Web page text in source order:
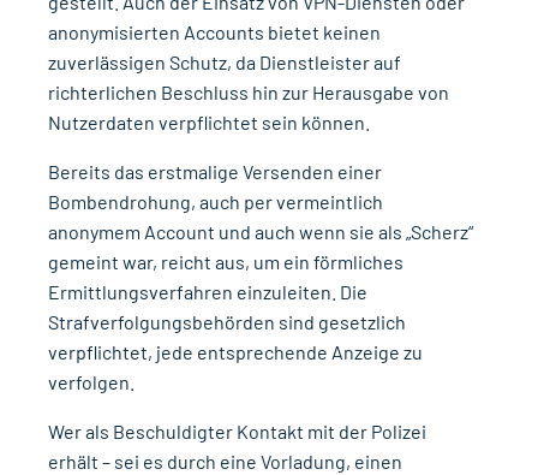
anonymisierten Accounts bietet keinen
zuverlässigen Schutz, da Dienstleister auf
richterlichen Beschluss hin zur Herausgabe von
Nutzerdaten verpflichtet sein können.
Bereits das erstmalige Versenden einer
Bombendrohung, auch per vermeintlich
anonymem Account und auch wenn sie als „Scherz“
gemeint war, reicht aus, um ein förmliches
Ermittlungsverfahren einzuleiten. Die
Strafverfolgungsbehörden sind gesetzlich
verpflichtet, jede entsprechende Anzeige zu
verfolgen.
Wer als Beschuldigter Kontakt mit der Polizei
erhält – sei es durch eine Vorladung, einen